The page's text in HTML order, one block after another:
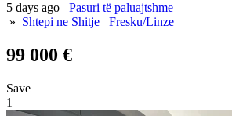
5 days ago
Pasuri të paluajtshme
» Shtepi ne Shitje Fresku/Linze
99 000 €
Save
1